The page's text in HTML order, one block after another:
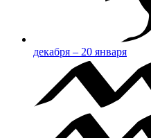
декабря – 20 января